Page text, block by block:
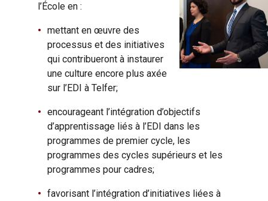
l’École en :
mettant en œuvre des
processus et des initiatives
qui contribueront à instaurer
une culture encore plus axée
sur l’EDI à Telfer;
encourageant l’intégration d’objectifs
d’apprentissage liés à l’EDI dans les
programmes de premier cycle, les
programmes des cycles supérieurs et les
programmes pour cadres;
favorisant l’intégration d’initiatives liées à